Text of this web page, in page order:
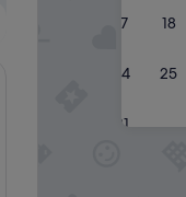
17 18
24 25
31